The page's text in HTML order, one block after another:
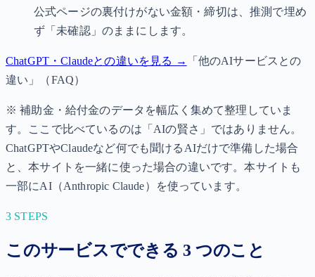
公式ページの裏付けがない金額・締切は、推測で埋め
ず「未確認」のままにします。
ChatGPT・Claudeとの違いを見る →
「他のAIサービスとの
違い」（FAQ）
※ 補助金・給付金のデータを幅広く集めて整理していま
す。ここで比べているのは「AIの賢さ」ではありません。
ChatGPTやClaudeなど何でも聞けるAIだけで準備した場合
と、本サイトを一緒に使った場合の違いです。本サイトも
一部にAI（Anthropic Claude）を使っています。
3 STEPS
このサービスでできる 3 つのこと